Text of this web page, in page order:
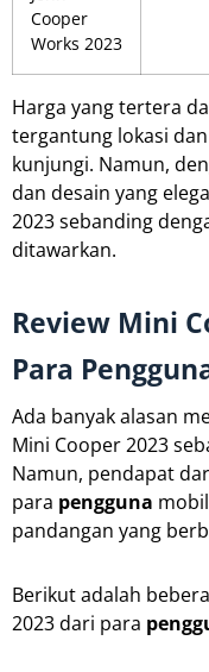
Cooper
Works 2023
Harga yang tertera
tergantung lokasi
kunjungi. Namun,
dan desain yang
2023 sebanding
ditawarkan.
Review Mini
Para
Ada banyak alasan
Mini Cooper 2023
Namun, pendapat
para pengguna
pandangan yang
Berikut adalah
2023 dari para